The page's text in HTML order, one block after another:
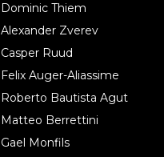
Dominic Thiem
Alexander Zverev
Casper Ruud
Felix Auger-Aliassime
Roberto Bautista Agut
Matteo Berrettini
Gael Monfils